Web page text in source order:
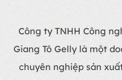
Công ty TNHH Công
Giang Tô Gelly là một
chuyên nghiệp sản